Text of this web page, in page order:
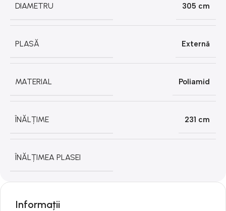
DIAMETRU 305 cm
PLASĂ Externă
MATERIAL Poliamid
ÎNĂLȚIME 231 cm
ÎNĂLȚIMEA PLASEI
Informații